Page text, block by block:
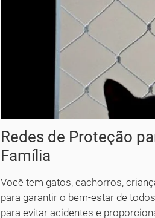
Redes de Proteção
Família
Você tem gatos, cachorros,
para garantir o bem-estar de
para evitar acidentes e